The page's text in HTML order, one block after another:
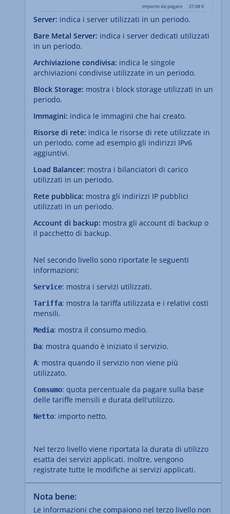
Server: indica i server utilizzati in un periodo.
Bare Metal Server: indica i server dedicati utilizzati
in un periodo.
Archiviazione condivisa: indica le singole
archiviazioni condivise utilizzate in un periodo.
Block Storage: mostra i block storage utilizzati in un
periodo.
Immagini: indica le immagini che hai creato.
Risorse di rete: indica le risorse di rete utilizzate in
un periodo, come ad esempio gli indirizzi IPv6
aggiuntivi.
Load Balancer: mostra i bilanciatori di carico
utilizzati in un periodo.
Rete pubblica: mostra gli indirizzi IP pubblici
utilizzati in un periodo.
Account di backup: mostra gli account di backup o
il pacchetto di backup.
Nel secondo livello sono riportate le seguenti
informazioni:
Service: mostra i servizi utilizzati.
Tariffa: mostra la tariffa utilizzata e i relativi costi
mensili.
Media: mostra il consumo medio.
Da: mostra quando è iniziato il servizio.
A: mostra quando il servizio non viene più
utilizzato.
Consumo: quota percentuale da pagare sulla base
delle tariffe mensili e durata dell'utilizzo.
Netto: importo netto.
Nel terzo livello viene riportata la durata di utilizzo
esatta dei servizi applicati. Inoltre, vengono
registrate tutte le modifiche ai servizi applicati.
Nota bene:
Le informazioni che compaiono nel terzo livello non